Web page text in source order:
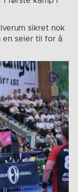
sikret nok
en seier til for å